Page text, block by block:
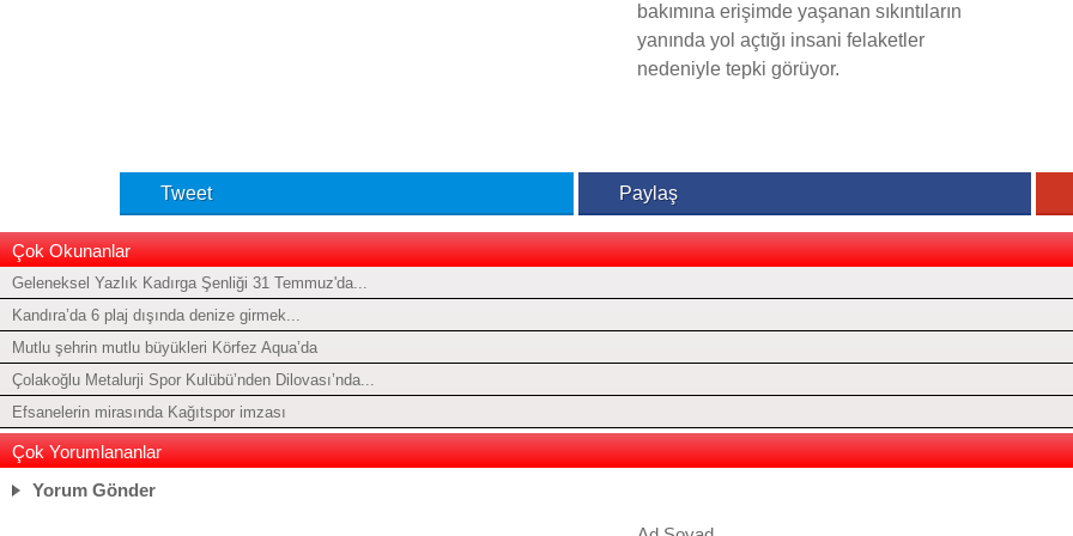
bakımına erişimde yaşanan sıkıntıların
yanında yol açtığı insani felaketler
nedeniyle tepki görüyor.
Tweet Paylaş
Çok Okunanlar
Geleneksel Yazlık Kadırga Şenliği 31 Temmuz'da...
Kandıra’da 6 plaj dışında denize girmek...
Mutlu şehrin mutlu büyükleri Körfez Aqua’da
Çolakoğlu Metalurji Spor Kulübü’nden Dilovası’nda...
Efsanelerin mirasında Kağıtspor imzası
Çok Yorumlananlar
Yorum Gönder